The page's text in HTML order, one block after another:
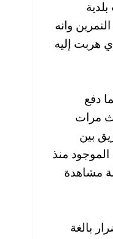
وانه
هربت إليه
دفع
مرات
التفريق بين
الموجود منذ
مشاهدة
بالغة